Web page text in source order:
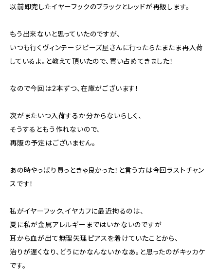
以前即完したイヤーフックのブラックとレッドが再販します。
もう出来ないと思っていたのですが、
いつも行くヴィンテージビーズ屋さんに行ったらたまたま再入荷
しているよ。と教えて頂いたので、買い占めてきました！
なので今回は2本ずつ、在庫がございます！
次がまたいつ入荷するか分からないらしく、
そうするともう作れないので、
再販の予定はございません。
あの時やっぱり買っときゃ良かった！と言う方は今回ラストチャン
スです！
私がイヤーフック、イヤカフに最近拘るのは、
夏に私が金属アレルギーまではいかないのですが
耳から血が出て無理矢理ピアスを着けていたことから、
治りが遅くなり、どうにかなんないかなあ。と思ったのがキッカケ
です。